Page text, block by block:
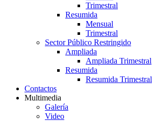
Trimestral
Resumida
Mensual
Trimestral
Sector Público Restringido
Ampliada
Ampliada Trimestral
Resumida
Resumida Trimestral
Contactos
Multimedia
Galería
Video